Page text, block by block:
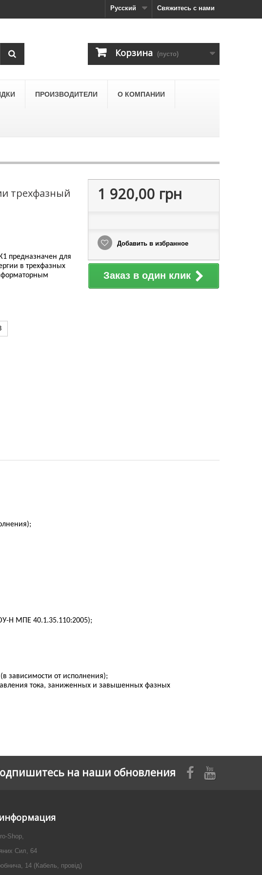
Свяжитесь с нами
Русский
Корзина (пусто)
ПРОИЗВОДИТЕЛИ О КОМПАНИИ
трехфазный
предназначен для
в трехфазных
1 920,00 грн
Добавить в избранное
Заказ в один клик
Н МПЕ 40.1.35.110:2005);
зависимости от исполнения);
тока, заниженных и завышенных фазных
на наши обновления
Shop,
Сил, 64
14 (Кабель, провід)